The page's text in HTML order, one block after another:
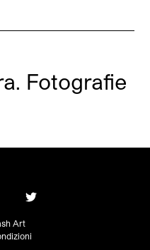
Fotografie
Art